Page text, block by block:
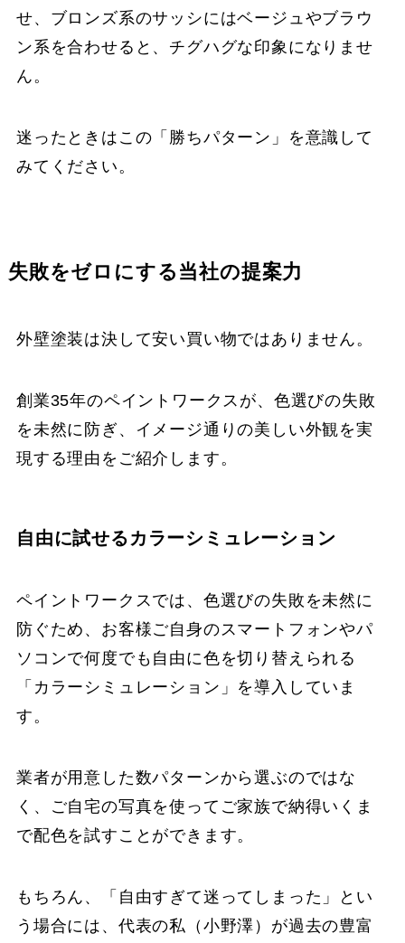
せ、ブロンズ系のサッシにはベージュやブラウ
ン系を合わせると、チグハグな印象になりませ
ん。
迷ったときはこの「勝ちパターン」を意識して
みてください。
失敗をゼロにする当社の提案力
外壁塗装は決して安い買い物ではありません。
創業35年のペイントワークスが、色選びの失敗
を未然に防ぎ、イメージ通りの美しい外観を実
現する理由をご紹介します。
自由に試せるカラーシミュレーション
ペイントワークスでは、色選びの失敗を未然に
防ぐため、お客様ご自身のスマートフォンやパ
ソコンで何度でも自由に色を切り替えられる
「カラーシミュレーション」を導入していま
す。
業者が用意した数パターンから選ぶのではな
く、ご自宅の写真を使ってご家族で納得いくま
で配色を試すことができます。
もちろん、「自由すぎて迷ってしまった」とい
う場合には、代表の私（小野澤）が過去の豊富